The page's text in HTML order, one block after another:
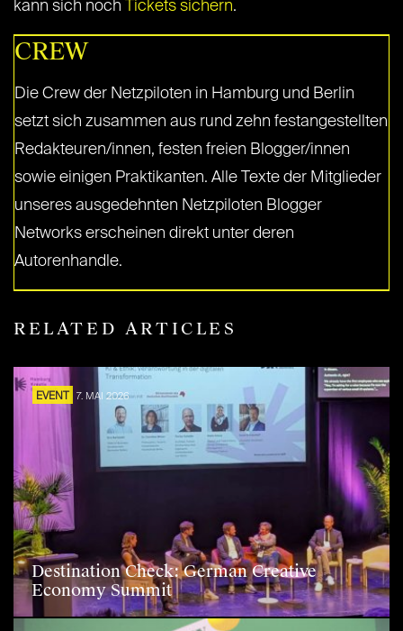
kann sich noch Tickets sichern.
CREW
Die Crew der Netzpiloten in Hamburg und Berlin
setzt sich zusammen aus rund zehn festangestellten
Redakteuren/innen, festen freien Blogger/innen
sowie einigen Praktikanten. Alle Texte der Mitglieder
unseres ausgedehnten Netzpiloten Blogger
Networks erscheinen direkt unter deren
Autorenhandle.
RELATED ARTICLES
EVENT 7. MAI 2026
Destination Check: German Creative
Economy Summit